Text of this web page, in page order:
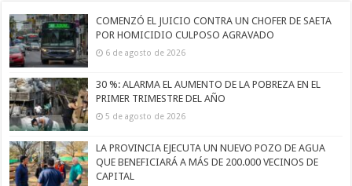
COMENZÓ EL JUICIO CONTRA UN CHOFER DE SAETA
POR HOMICIDIO CULPOSO AGRAVADO
6 de agosto de 2026
30 %: ALARMA EL AUMENTO DE LA POBREZA EN EL
PRIMER TRIMESTRE DEL AÑO
5 de agosto de 2026
LA PROVINCIA EJECUTA UN NUEVO POZO DE AGUA
QUE BENEFICIARÁ A MÁS DE 200.000 VECINOS DE
CAPITAL